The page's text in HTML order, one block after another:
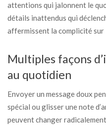
attentions qui jalonnent le
détails inattendus qui
affermissent la complicité sur
Multiples façons
au quotidien
Envoyer un message doux
spécial ou glisser une note
peuvent changer